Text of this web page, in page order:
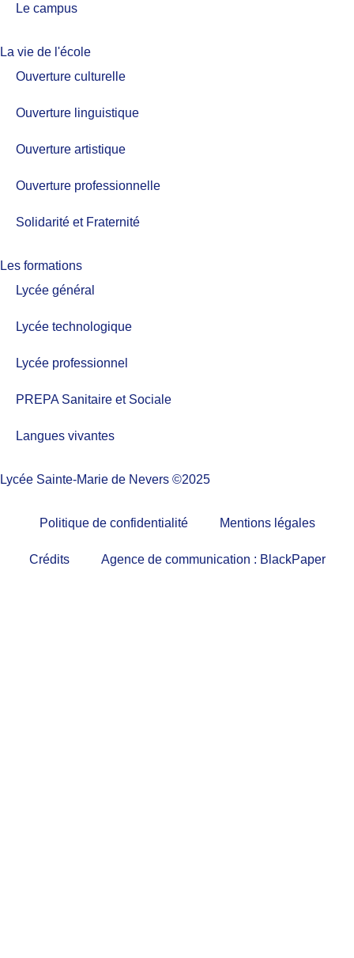
Le campus
La vie de l'école
Ouverture culturelle
Ouverture linguistique
Ouverture artistique
Ouverture professionnelle
Solidarité et Fraternité
Les formations
Lycée général
Lycée technologique
Lycée professionnel
PREPA Sanitaire et Sociale
Langues vivantes
Lycée Sainte-Marie de Nevers ©2025
Politique de confidentialité Mentions légales
Crédits Agence de communication : BlackPaper